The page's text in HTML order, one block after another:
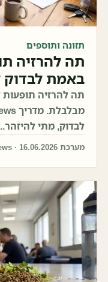
תזונה ותוספים
תה להרזיה
באמת לבדוק
תה להרזיה תופעות
לבדוק, מתי
מערכת HealthNews · 16.06.2026